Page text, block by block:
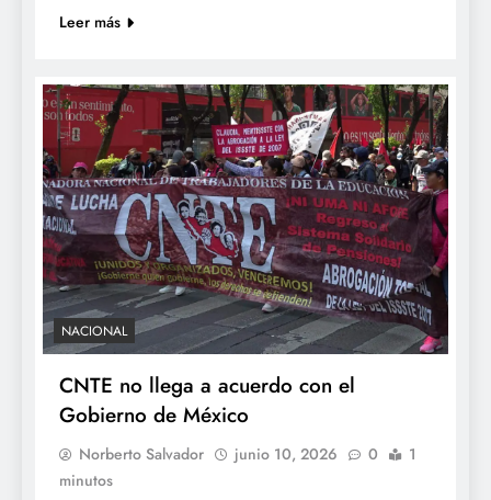
Leer más
NACIONAL
CNTE no llega a acuerdo con el
Gobierno de México
Norberto Salvador junio 10, 2026 0
1
minutos